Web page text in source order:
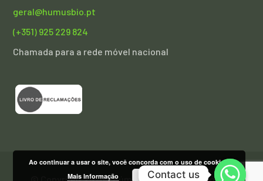
geral@humusbio.pt
(+351) 925 229 824
Chamada para a rede móvel nacional
Ao continuar a usar o site, você concorda com o uso de cookies.
Mais Informação
Aceitar
Contact us